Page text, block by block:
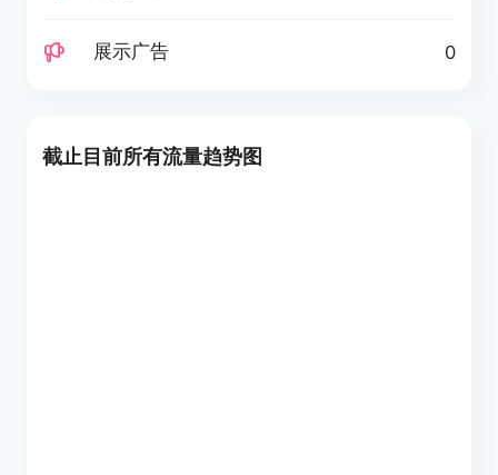
展示广告 0
截止目前所有流量趋势图